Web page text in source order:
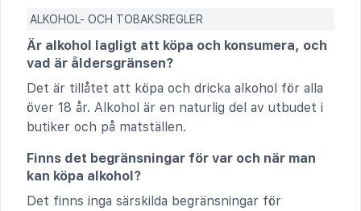
ALKOHOL- OCH TOBAKSREGLER
Är alkohol lagligt att köpa och konsumera, och
vad är åldersgränsen?
Det är tillåtet att köpa och dricka alkohol för alla
över 18 år. Alkohol är en naturlig del av utbudet i
butiker och på matställen.
Finns det begränsningar för var och när man
kan köpa alkohol?
Det finns inga särskilda begränsningar för